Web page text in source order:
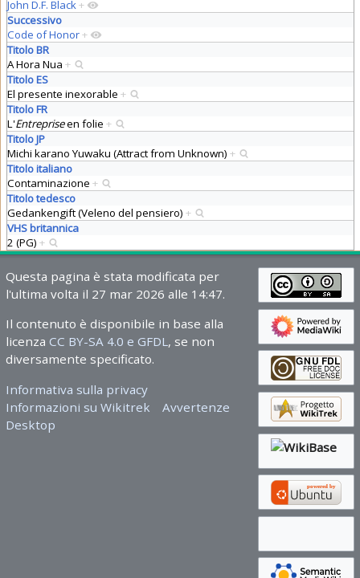
John D.F. Black+
Successivo
Code of Honor+
Titolo BR
A Hora Nua +
Titolo ES
El presente inexorable +
Titolo FR
L'Entrepriseen folie +
Titolo JP
Michi karano Yuwaku (Attract from Unknown) +
Titolo italiano
Contaminazione +
Titolo tedesco
Gedankengift (Veleno del pensiero) +
VHS britannica
2 (PG) +
Questa pagina è stata modificata per
l'ultima volta il 27 mar 2026 alle 14:47.
Il contenuto è disponibile in base alla
licenza CC BY-SA 4.0 e GFDL, se non
diversamente specificato.
Informativa sulla privacy
Informazioni su Wikitrek
Avvertenze
Desktop